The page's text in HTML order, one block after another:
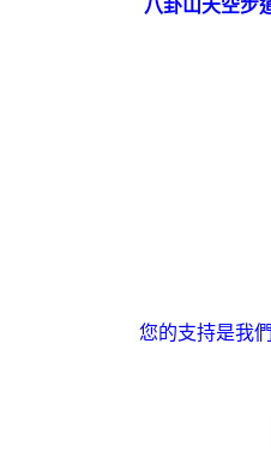
八卦山天空步
您的支持是我